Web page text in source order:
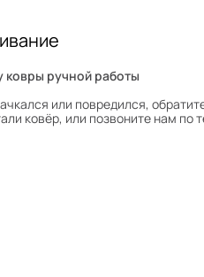
ковры ручной работы
или повредился,
ковёр, или позвоните нам по